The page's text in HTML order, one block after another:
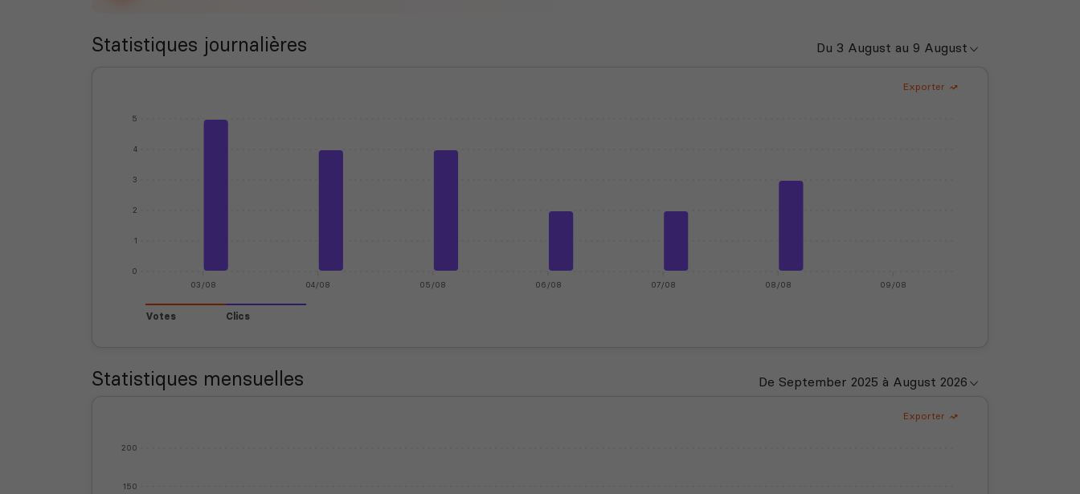
Statistiques journalières
Exporter
0
1
2
3
4
5
03/08 04/08 05/08 06/08 07/08 08/08 09/08
Votes Clics
Statistiques mensuelles
Exporter
150
200